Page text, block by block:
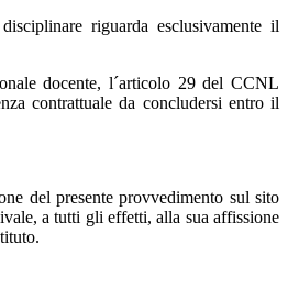
riguarda esclusivamente il
docente, l´articolo 29 del CCNL
contrattuale da concludersi entro il
del presente provvedimento sul sito
a tutti gli effetti, alla sua affissione